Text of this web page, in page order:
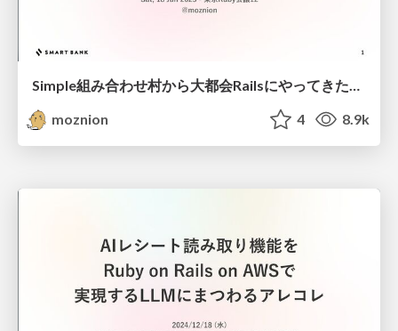
Simple組み合わせ村から大都会Railsにやってきた俺は / Coming to Rails from the Simple
moznion
4 8.9k